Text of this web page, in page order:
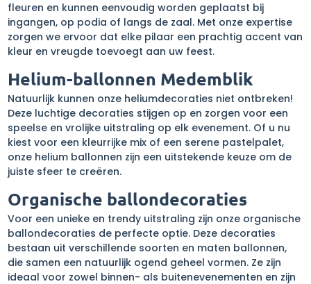
fleuren en kunnen eenvoudig worden geplaatst bij
ingangen, op podia of langs de zaal. Met onze expertise
zorgen we ervoor dat elke pilaar een prachtig accent van
kleur en vreugde toevoegt aan uw feest.
Helium-ballonnen Medemblik
Natuurlijk kunnen onze heliumdecoraties niet ontbreken!
Deze luchtige decoraties stijgen op en zorgen voor een
speelse en vrolijke uitstraling op elk evenement. Of u nu
kiest voor een kleurrijke mix of een serene pastelpalet,
onze helium ballonnen zijn een uitstekende keuze om de
juiste sfeer te creëren.
Organische ballondecoraties
Voor een unieke en trendy uitstraling zijn onze organische
ballondecoraties de perfecte optie. Deze decoraties
bestaan uit verschillende soorten en maten ballonnen,
die samen een natuurlijk ogend geheel vormen. Ze zijn
ideaal voor zowel binnen- als buitenevenementen en zijn